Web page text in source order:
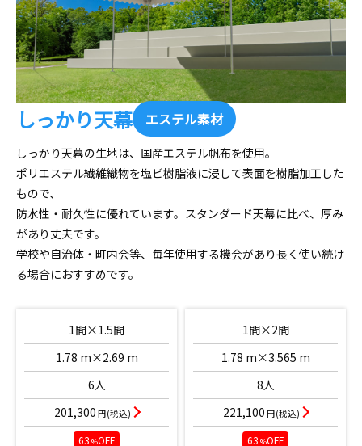
しっかり天幕 エステル素材
しっかり天幕の生地は、国産エステル帆布を使用。
ポリエステル繊維織物を塩ビ樹脂液に浸して表面を樹脂加工した
もので、
防水性・耐久性に優れています。スタンダード天幕に比べ、厚み
があり丈夫です。
学校や自治体・町内会等、毎年使用する機会があり長く使い続け
る場合におすすめです。
1間×1.5間
1.78 m×2.69 m
6人
201,300 円(税込)
63 %OFF
1間×2間
1.78 m×3.565 m
8人
221,100 円(税込)
63 %OFF